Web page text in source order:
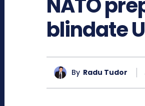
blindate
By Radu Tudor